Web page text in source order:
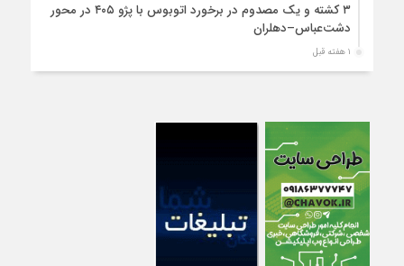
۳ کشته و یک مصدوم در برخورد اتوبوس با پژو ۴۰۵ در محور
دشت‌عباس–دهلران
۱ هفته قبل
سخنگوی دولت وارد ایلام شد
استقرار ۷۱۴ دستگاه اتوبوس در پایانه برکت مهران برای بازگشت
زائران اربعین+تصاویر
۱ هفته قبل
واژگونی مرگبار پژوپارس در محور دهلران/ ۴ زائر اربعین جان باختند
۱ هفته قبل
۴کشته و یک مصدوم در حادثه مرگبار واژگونی خودرو پژو پارس در
دهلران